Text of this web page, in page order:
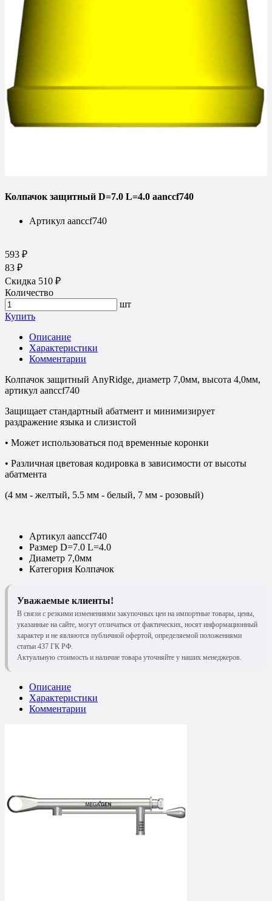
Колпачок защитный D=7.0 L=4.0 aanccf740
Артикул aanccf740
593 ₽
83 ₽
Скидка 510 ₽
Количество
шт
Купить
Описание
Характеристики
Комментарии
Колпачок защитный AnyRidge, диаметр 7,0мм, высота 4,0мм,
артикул aanccf740
Защищает стандартный абатмент и минимизирует
раздражение языка и слизистой
• Может использоваться под временные коронки
• Различная цветовая кодировка в зависимости от высоты
абатмента
(4 мм - желтый, 5.5 мм - белый, 7 мм - розовый)
Артикул aanccf740
Размер D=7.0 L=4.0
Диаметр 7,0мм
Категория Колпачок
Уважаемые клиенты!
В связи с резкими изменениями закупочных цен на импортные товары, цены,
указанные на сайте, могут отличаться от фактических, носят информационный
характер и не являются публичной офертой, определяемой положениями
статьи 437 ГК РФ.
Актуальную стоимость и наличие товара уточняйте у наших менеджеров.
Описание
Характеристики
Комментарии